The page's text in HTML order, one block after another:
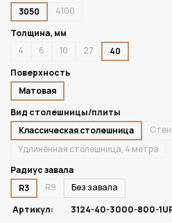
3050
4100
Толщина, мм
4
6 10 27
40
Поверхность
Матовая
Вид столешницы/плиты
Классическая столешница
Удлинённая столешница, 4 метра
Радиус завала
R3
R9
Без завала
Артикул:
3124-40-3000-800-